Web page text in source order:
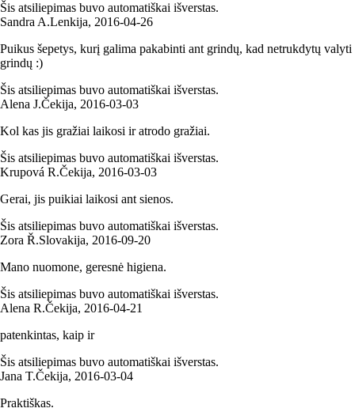
Šis atsiliepimas buvo automatiškai išverstas.
Sandra A.Lenkija, 2016‑04‑26
Puikus šepetys, kurį galima pakabinti ant grindų, kad netrukdytų valyti
grindų :)
Šis atsiliepimas buvo automatiškai išverstas.
Alena J.Čekija, 2016‑03‑03
Kol kas jis gražiai laikosi ir atrodo gražiai.
Šis atsiliepimas buvo automatiškai išverstas.
Krupová R.Čekija, 2016‑03‑03
Gerai, jis puikiai laikosi ant sienos.
Šis atsiliepimas buvo automatiškai išverstas.
Zora Ř.Slovakija, 2016‑09‑20
Mano nuomone, geresnė higiena.
Šis atsiliepimas buvo automatiškai išverstas.
Alena R.Čekija, 2016‑04‑21
patenkintas, kaip ir
Šis atsiliepimas buvo automatiškai išverstas.
Jana T.Čekija, 2016‑03‑04
Praktiškas.